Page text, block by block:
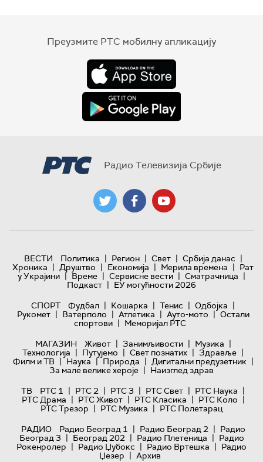
Преузмите РТС мобилну апликацију
Радио Телевизија Србије
ВЕСТИ Политика | Регион | Свет | Србија данас |
Хроника | Друштво | Економија | Мерила времена | Рат
у Украјини | Време | Сервисне вести | Сматрачница |
Подкаст | ЕУ могућности 2026
СПОРТ
Фудбал | Кошарка | Тенис | Одбојка |
Рукомет | Ватерполо | Атлетика | Ауто-мото | Остали
спортови | Меморијал РТС
МАГАЗИН
Живот | Занимљивости | Музика |
Технологијa | Путујемо | Свет познатих | Здравље |
Филм и ТВ | Наука | Природа | Дигитални предузетник |
За мале велике хероје | Наизглед здрав
ТВ
РТС 1 | РТС 2 | РТС 3 | РТС Свет | РТС Наука |
РТС Драма | РТС Живот | РТС Класика | РТС Коло |
РТС Трезор | РТС Музика | РТС Полетарац
РАДИО
Радио Београд 1 | Радио Београд 2 | Радио
Београд 3 | Београд 202 | Радио Плетеница | Радио
Рокенролер | Радио Џубокс | Радио Вртешка | Радио
Џезер | Архив